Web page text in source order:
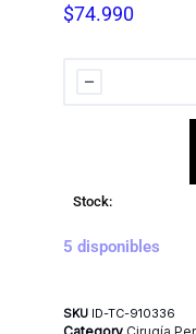
$74.990
Stock:
5 disponibles
SKU ID-TC-910336